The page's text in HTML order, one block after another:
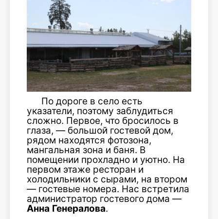
По дороге в село есть
указатели, поэтому заблудиться
сложно. Первое, что бросилось в
глаза, — большой гостевой дом,
рядом находятся фотозона,
мангальная зона и баня. В
помещении прохладно и уютно. На
первом этаже ресторан и
холодильники с сырами, на втором
— гостевые номера. Нас встретила
администратор гостевого дома —
Анна Генералова.